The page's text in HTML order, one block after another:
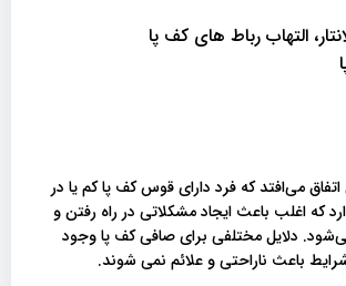
التهاب رباط های کف پا
می‌افتد که فرد دارای قوس کف پا کم یا در
که اغلب باعث ایجاد مشکلاتی در راه رفتن و
دلایل مختلفی برای صافی کف پا وجود
باعث ناراحتی و علائم نمی شوند.